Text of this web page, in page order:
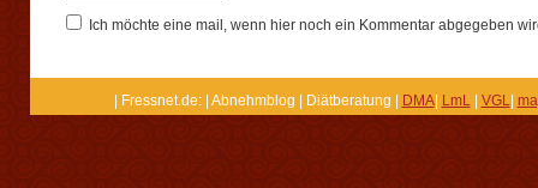
Ich möchte eine mail, wenn hier noch ein Kommentar abgegeben
| Fressnet.de: | Abnehmblog | Diätberatung | DMA| LmL| VGL|